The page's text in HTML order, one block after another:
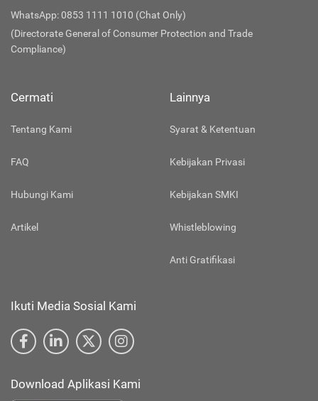
WhatsApp: 0853 1111 1010 (Chat Only)
(Directorate General of Consumer Protection and Trade
Compliance)
Cermati
Tentang Kami
FAQ
Hubungi Kami
Artikel
Lainnya
Syarat & Ketentuan
Kebijakan Privasi
Kebijakan SMKI
Whistleblowing
Anti Gratifikasi
Ikuti Media Sosial Kami
Download Aplikasi Kami